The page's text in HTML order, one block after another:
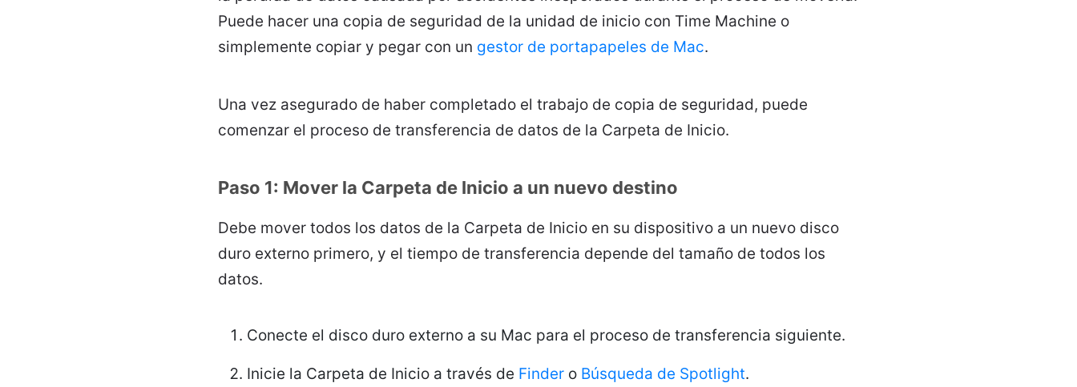
Puede hacer una copia de seguridad de la unidad de inicio con Time Machine o
simplemente copiar y pegar con un gestor de portapapeles de Mac.
Una vez asegurado de haber completado el trabajo de copia de seguridad, puede
comenzar el proceso de transferencia de datos de la Carpeta de Inicio.
Paso 1: Mover la Carpeta de Inicio a un nuevo destino
Debe mover todos los datos de la Carpeta de Inicio en su dispositivo a un nuevo disco
duro externo primero, y el tiempo de transferencia depende del tamaño de todos los
datos.
Conecte el disco duro externo a su Mac para el proceso de transferencia siguiente.
Inicie la Carpeta de Inicio a través de Finder o Búsqueda de Spotlight.